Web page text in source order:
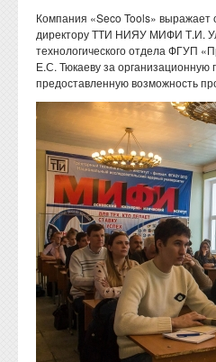
Компания «Seco Tools» выражает
директору ТТИ НИЯУ МИФИ Т.И.
технологического отдела ФГУП
Е.С. Тюкаеву за организационную
предоставленную возможность